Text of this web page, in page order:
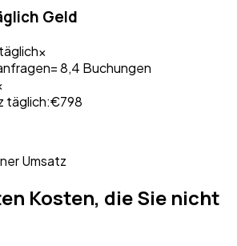
Geld
×
= 8,4 Buchungen
täglich:€798
Umsatz
Kosten, die Sie nicht